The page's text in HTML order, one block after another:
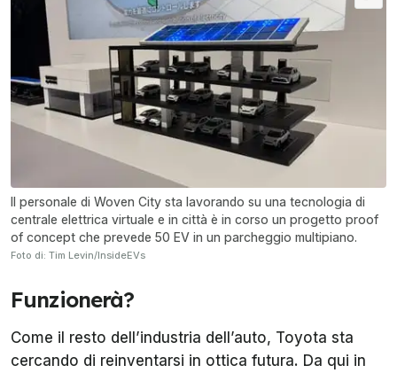
Il personale di Woven City sta lavorando su una tecnologia di
centrale elettrica virtuale e in città è in corso un progetto proof
of concept che prevede 50 EV in un parcheggio multipiano.
Foto di: Tim Levin/InsideEVs
Funzionerà?
Come il resto dell’industria dell’auto, Toyota sta
cercando di reinventarsi in ottica futura. Da qui in